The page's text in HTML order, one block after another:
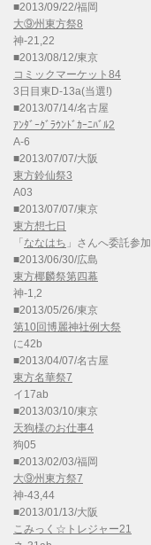
■2013/09/22/福岡
大⑨州東方祭8
神-21,22
■2013/08/12/東京
コミックマーケット84
3日目東D-13a(当選!)
■2013/07/14/名古屋
ｱﾝﾀﾞｰｸﾞﾗｳﾝﾄﾞｶｰﾆﾊﾞﾙ2
A-6
■2013/07/07/大阪
東方鈴仙祭3
A03
■2013/07/07/東京
東方想七日
「 ななはち 」さんへ委託参加
■2013/06/30/広島
東方椰麟祭第四幕
神-1,2
■2013/05/26/東京
第10回博麗神社例大祭
に42b
■2013/04/07/名古屋
東方名華祭7
イ17ab
■2013/03/10/東京
天狗様のお仕事4
狗05
■2013/02/03/福岡
大⑨州東方祭7
神-43,44
■2013/01/13/大阪
こみっく☆トレジャー21